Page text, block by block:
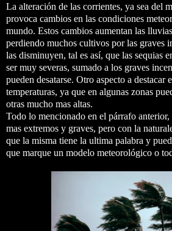
La alteración de las corrientes, ya sea del
provoca cambios en las condiciones
mundo. Estos cambios aumentan las
perdiendo muchos cultivos por las graves
las disminuyen, tal es así, que las sequias
ser muy severas, sumado a los graves
pueden desatarse. Otro aspecto a destacar
temperaturas, ya que en algunas zonas
otras mucho mas altas.
Todo lo mencionado en el párrafo anterior,
mas extremos y graves, pero con la
que la misma tiene la ultima palabra y
que marque un modelo meteorológico o